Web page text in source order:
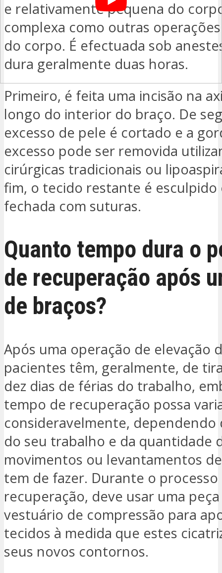
e relativamente pequena do
complexa como outras
do corpo. É efectuada sob
dura geralmente duas horas.
Primeiro, é feita uma incisão na
longo do interior do braço. De
excesso de pele é cortado e a
excesso pode ser removida
cirúrgicas tradicionais ou
fim, o tecido restante é esculpido
fechada com suturas.
Quanto tempo dura o
de recuperação após
de braços?
Após uma operação de elevação
pacientes têm, geralmente, de
dez dias de férias do trabalho,
tempo de recuperação possa
consideravelmente, dependendo
do seu trabalho e da quantidade
movimentos ou levantamentos
tem de fazer. Durante o processo
recuperação, deve usar uma
vestuário de compressão para
tecidos à medida que estes
seus novos contornos.